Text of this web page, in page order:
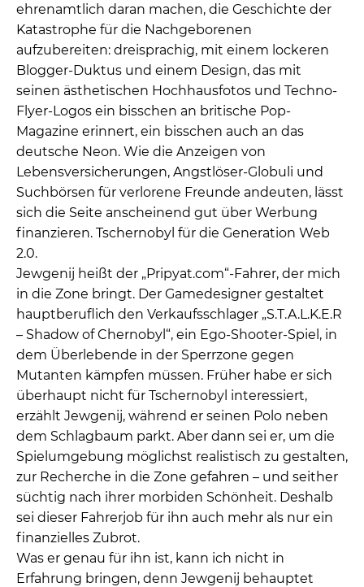
ehrenamtlich daran machen, die Geschichte der
Katastrophe für die Nachgeborenen
aufzubereiten: dreisprachig, mit einem lockeren
Blogger-Duktus und einem Design, das mit
seinen ästhetischen Hochhausfotos und Techno-
Flyer-Logos ein bisschen an britische Pop-
Magazine erinnert, ein bisschen auch an das
deutsche Neon. Wie die Anzeigen von
Lebensversicherungen, Angstlöser-Globuli und
Suchbörsen für verlorene Freunde andeuten, lässt
sich die Seite anscheinend gut über Werbung
finanzieren. Tschernobyl für die Generation Web
2.0.
Jewgenij heißt der „Pripyat.com“-Fahrer, der mich
in die Zone bringt. Der Gamedesigner gestaltet
hauptberuflich den Verkaufsschlager „S.T.A.L.K.E.R
– Shadow of Chernobyl“, ein Ego-Shooter-Spiel, in
dem Überlebende in der Sperrzone gegen
Mutanten kämpfen müssen. Früher habe er sich
überhaupt nicht für Tschernobyl interessiert,
erzählt Jewgenij, während er seinen Polo neben
dem Schlagbaum parkt. Aber dann sei er, um die
Spielumgebung möglichst realistisch zu gestalten,
zur Recherche in die Zone gefahren – und seither
süchtig nach ihrer morbiden Schönheit. Deshalb
sei dieser Fahrerjob für ihn auch mehr als nur ein
finanzielles Zubrot.
Was er genau für ihn ist, kann ich nicht in
Erfahrung bringen, denn Jewgenij behauptet